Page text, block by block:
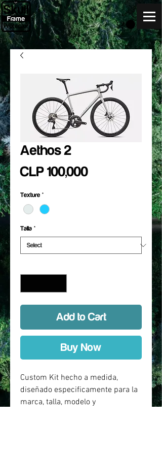
Aethos 2
CLP 100,000Price
Texture *
Talla *
Add to Cart
Buy Now
Custom Kit hecho a medida,
diseñado especificamente para la
marca, talla, modelo y